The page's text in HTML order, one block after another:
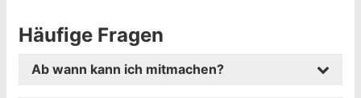
Häufige Fragen
Ab wann kann ich mitmachen?